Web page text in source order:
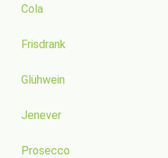
Cola
Frisdrank
Glühwein
Jenever
Prosecco